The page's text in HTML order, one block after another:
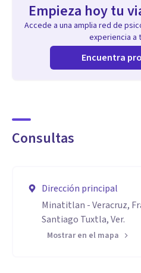
Empieza hoy tu
Accede a una amplia red de
experiencia a
Encuentra
Consultas
Dirección principal
Minatitlan - Veracruz,
Santiago Tuxtla, Ver.
Mostrar en el mapa